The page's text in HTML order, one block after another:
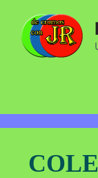
contenido